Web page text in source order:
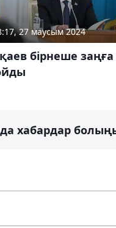
27 маусым 2024
бірнеше
хабардар